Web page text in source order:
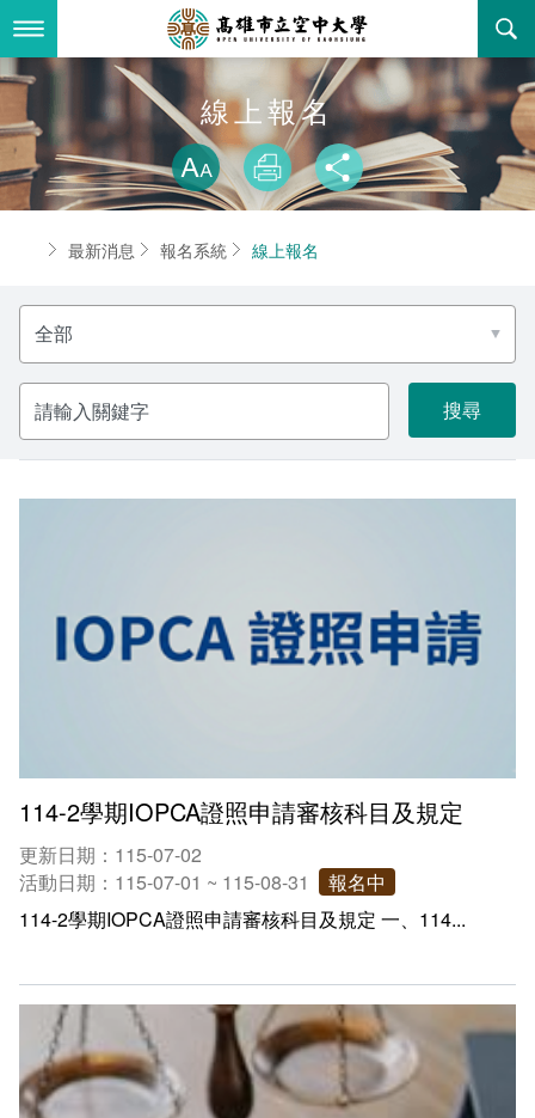
到
要
內最新消息
全部公告
教務公告
學系公告
行政公告
活動研習
招標徵才
歷史訊息
校園行事曆
關於本校
空大簡介
立案證明
空大校史
空大有利的學習條件
組織架構
環境設備
本校位置
空大校刊
資訊圖像化專區
校內分機(pdf)
活動花絮
行政單位
行政單位簡介
我們的校長
校長室
教務處註冊組
教務處課務組
輔導處
秘書處文書組
教學媒體處
圖書館
會計室
學術單位
學術單位簡介
通識教育中心
工商管理學系
法律學系
外國語文學系
主題網站
其他好站
國內外開放課程
資訊相關法規
校務資訊
招生資訊
新生報名
在學資訊
課程大綱
資訊服務線上報修系統
線上報修最新消息
問卷調查
常見問答
意見信箱
教師意見信箱
諮詢信箱
EN
線上報名
略過字型切
放大
列印 分享
首頁最新消息 報名系統 線上報名
選
擇
分
類
請
輸
入
關
鍵
114-2學期IOPCA證照申請審核科目及規定
更新日期：115-07-02
活動日期：115-07-01 ~ 115-08-31
報名中
114-2學期IOPCA證照申請審核科目及規定 一、114...